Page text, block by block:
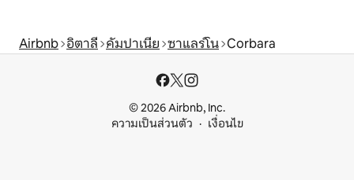
Airbnb อิตาลี คัมปาเนีย ซาแลร์โน Corbara
© 2026 Airbnb, Inc.
ความเป็นส่วนตัว
เงื่อนไข